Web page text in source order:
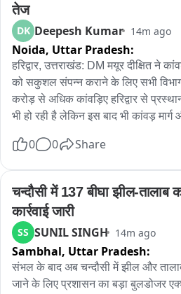
पहचान देने का प्रयास है।
उद्घाटन के दौरान विधायक छोटूसिंह भाटी
की लोक कला को नई पहचान देगा और
कलेक्टर अनुपमा जोरवाल ने कहा कि
मार्गों और प्रमुख चौराहों को आकर्षक
व्यवस्थित गोल्डन सिटी का अनुभव कराना
कार्यक्रम में भाजपा नेता कंवराज सिंह
बाइट-1: छोटूसिंह भाटी, विधायक जैसलमेर
बाइट-2: अनुपमा जोरवाल, जिला कलेक्टर
तेज
DK Deepesh Kumar 14m ago
Noida, Uttar Pradesh:
हरिद्वार, उत्तराखंड: DM मयूर दीक्षित ने
को सकुशल संपन्न कराने के लिए सभी
करोड़ से अधिक कांवड़िए हरिद्वार से
भी हो रही है लेकिन इस बाद भी कांवड़ मार्ग
0 0 Share
चन्दौसी में 137 बीघा झील-तालाब
कार्रवाई जारी
SS SUNIL SINGH 14m ago
Sambhal, Uttar Pradesh:
संभल के बाद अब चन्दौसी में झील और
जाने के लिए प्रशासन का बड़ा बुलडोजर